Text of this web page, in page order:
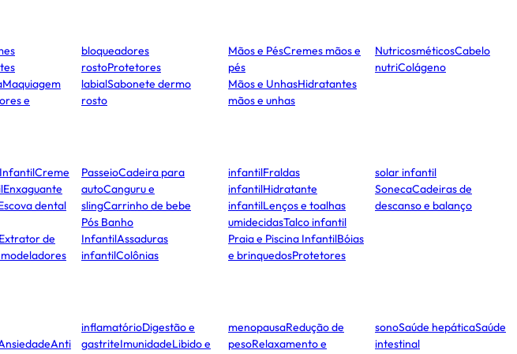
Maquiagem
e
bloqueadores
rostoProtetores
labialSabonete dermo
rosto
Mãos e PésCremes mãos e
pés
Mãos e UnhasHidratantes
mãos e unhas
NutricosméticosCabelo
nutriColágeno
Creme
Enxaguante
dental
Extrator de
PasseioCadeira para
autoCanguru e
slingCarrinho de bebe
Pós Banho
InfantilAssaduras
infantilColônias
infantilFraldas
infantilHidratante
infantilLenços e toalhas
umidecidasTalco infantil
Praia e Piscina InfantilBóias
e brinquedosProtetores
solar infantil
SonecaCadeiras de
descanso e balanço
Anti
inflamatórioDigestão e
gastriteImunidadeLibido e
menopausaRedução de
pesoRelaxamento e
sonoSaúde hepáticaSaúde
intestinal